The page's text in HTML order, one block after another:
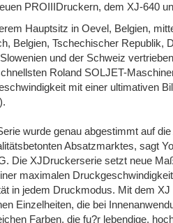
PROIIIDruckern, dem XJ-640
Hauptsitz in Oevel, Belgien,
Belgien, Tschechischer Republik,
und der Schweiz
Roland SOLJET-
mit einer ultimativen
wurde genau abgestimmt auf
Absatzmarktes, sagt
Die XJDruckerserie setzt neue
maximalen
in jedem Druckmodus. Mit dem
Einzelheiten, die bei
Farben, die fu?r lebendige,